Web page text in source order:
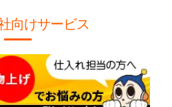
向けサービス